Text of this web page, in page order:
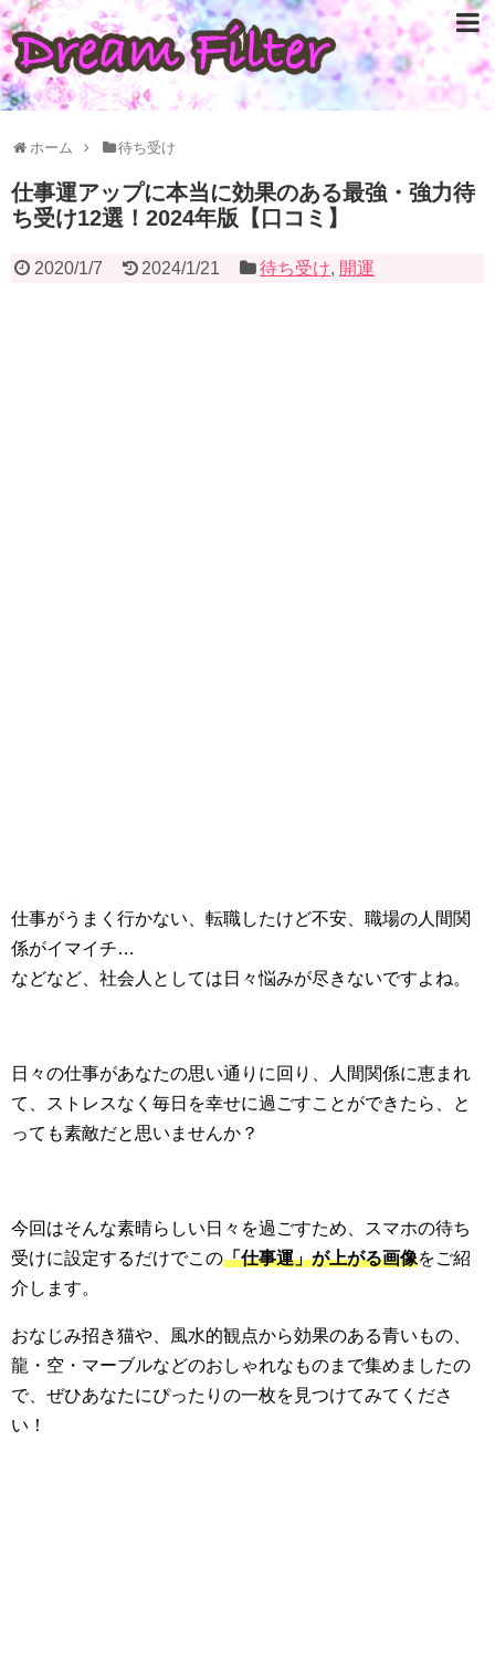
ホーム 待ち受け
仕事運アップに本当に効果のある最強・強力待
ち受け12選！2024年版【口コミ】
2020/1/7 2024/1/21 待ち受け, 開運
仕事がうまく行かない、転職したけど不安、職場の人間関
係がイマイチ…
などなど、社会人としては日々悩みが尽きないですよね。
日々の仕事があなたの思い通りに回り、人間関係に恵まれ
て、ストレスなく毎日を幸せに過ごすことができたら、と
っても素敵だと思いませんか？
今回はそんな素晴らしい日々を過ごすため、スマホの待ち
受けに設定するだけでこの「仕事運」が上がる画像をご紹
介します。
おなじみ招き猫や、風水的観点から効果のある青いもの、
龍・空・マーブルなどのおしゃれなものまで集めましたの
で、ぜひあなたにぴったりの一枚を見つけてみてくださ
い！